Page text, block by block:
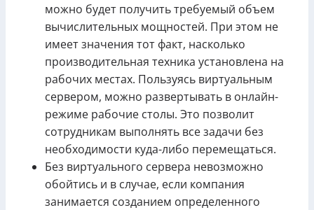
можно будет получить требуемый объем
вычислительных мощностей. При этом не
имеет значения тот факт, насколько
производительная техника установлена на
рабочих местах. Пользуясь виртуальным
сервером, можно развертывать в онлайн-
режиме рабочие столы. Это позволит
сотрудникам выполнять все задачи без
необходимости куда-либо перемещаться.
Без виртуального сервера невозможно
обойтись и в случае, если компания
занимается созданием определенного